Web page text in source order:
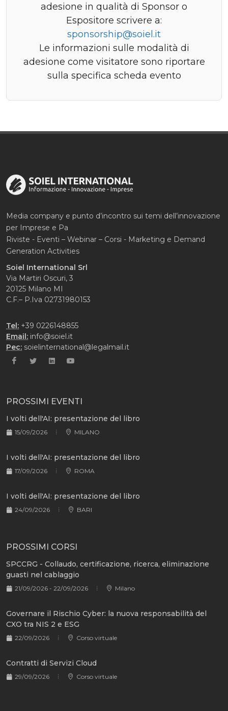
adesione in qualità di Sponsor o
Espositore scrivere a:
sponsorship@soiel.it
Le informazioni sulle modalità di
adesione come visitatore sono riportare
sulla specifica scheda evento
Media company e punto d’incontro sui temi dell’innovazione
per Imprese e Pa
Riviste - Eventi – Webinar – Corsi - Marketing e Demand
Generation Activities
Soiel International Srl
Via Martiri Oscuri, 3
20125 Milano MI
C.F.– P.Iva 02731980153
Tel: +39 0226148855
Email: info@soiel.it
Pec: soielinternational@legalmail.it
PROSSIMI EVENTI
I volti dell'AI: presentazione del libro
15/09/2026 MILANO
I volti dell'AI: presentazione del libro
17/09/2026 ROMA
I volti dell'AI: presentazione del libro
24/09/2026 BARI
PROSSIMI CORSI
SPCCRG - Collaudo, certificazione, ricerca, eliminazione
guasti nel cablaggio
21/09/2026 - 22/09/2026 Milano
Governare il Rischio Cyber: la nuova responsabilità del
CXO tra NIS 2 e ESG
22/09/2026 Corso virtuale
Contratti di Servizi Cloud
29/09/2026 Corso virtuale